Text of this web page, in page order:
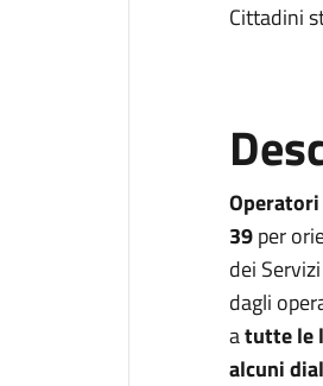
Cittadini
39per
dei
dagli
atutte le
alcuni